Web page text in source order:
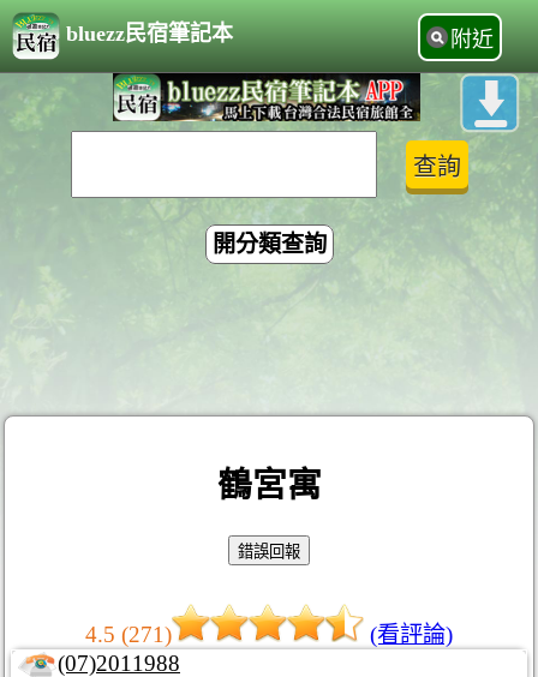
bluezz民宿筆記本 附近
開分類查詢
鶴宮寓
4.5 (271)
(看評論)
(07)2011988